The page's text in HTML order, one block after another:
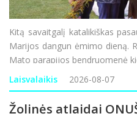
Kitą savaitgalį katalikiškas
Marijos dangun ėmimo dieną.
Mato parapijos bendruomenė
bažnyčią, o šventoriuje pina
Laisvalaikis 2026-08-07
Žolinės atlaidai